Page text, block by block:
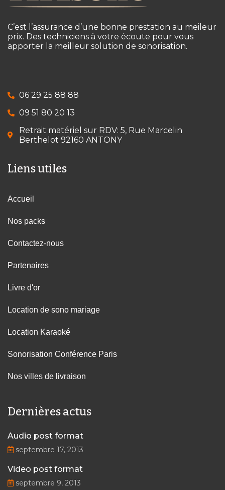
C’est l’assurance d’une bonne prestation au meileur
prix. Des techniciens à votre écoute pour vous
apporter la meilleur solution de sonorisation.
06 29 25 88 88
09 51 80 20 13
Retrait matériel sur RDV: 5, Rue Marcelin
Berthelot 92160 ANTONY
Liens utiles
Accueil
Nos packs
Contactez-nous
Partenaires
Livre d'or
Location de sono mariage
Location Karaoké
Sonorisation Conférence Paris
Nos villes de livraison
Dernières actus
Audio post format
septembre 17, 2013
Video post format
septembre 9, 2013